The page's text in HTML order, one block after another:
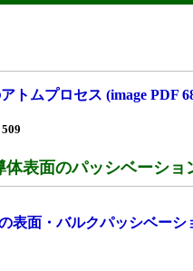
トムプロセス (image PDF
表面のパッシベーショ
表面・バルクパッシベーシ